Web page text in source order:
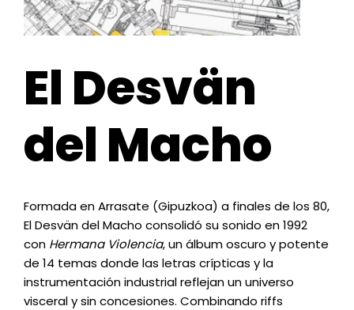
El Desvän
del Macho
Formada en Arrasate (Gipuzkoa) a finales de los 80,
El Desvän del Macho consolidó su sonido en 1992
con Hermana Violencia, un álbum oscuro y potente
de 14 temas donde las letras crípticas y la
instrumentación industrial reflejan un universo
visceral y sin concesiones. Combinando riffs